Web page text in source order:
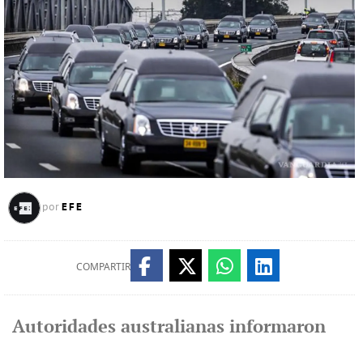
por EFE
COMPARTIR
Autoridades australianas informaron